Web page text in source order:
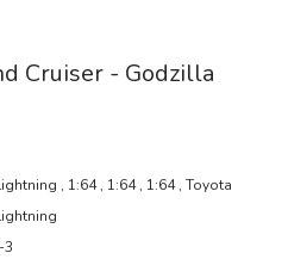
Cruiser - Godzilla
, 1:64, 1:64, 1:64,Toyota
3